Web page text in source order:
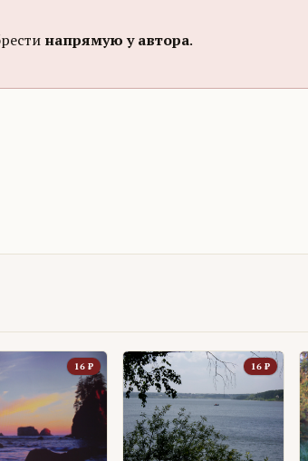
напрямую у автора.
16 ₽ 16₽